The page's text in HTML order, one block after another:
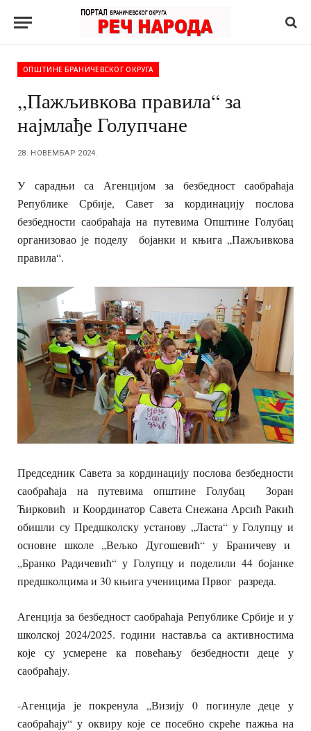
ОПШТИНЕ БРАНИЧЕВСКОГ ОКРУГА
,,Пажљивкова правила“ за
најмлађе Голупчане
28. НОВЕМБАР 2024.
У сарадњи са Агенцијом за безбедност саобраћаја
Републике Србије, Савет за кординацију послова
безбедности саобраћаја на путевима Општине Голубац
организовао је поделу бојанки и књига „Пажљивкова
правила“.
Председник Савета за кординацију послова безбедности
саобраћаја на путевима општине Голубац Зоран
Ћирковић и Координатор Савета Снежана Арсић Ракић
обишли су Предшколску установу „Ласта“ у Голупцу и
основне школе „Вељко Дугошевић“ у Браничеву и
„Бранко Радичевић“ у Голупцу и поделили 44 бојанке
предшколцима и 30 књига ученицима Првог разреда.
Агенција за безбедност саобраћаја Републике Србије и у
школској 2024/2025. години наставља са активностима
које су усмерене ка повећању безбедности деце у
саобраћају.
-Агенција је покренула „Визију 0 погинуле деце у
саобраћају“ у оквиру које се посебно скреће пажња на